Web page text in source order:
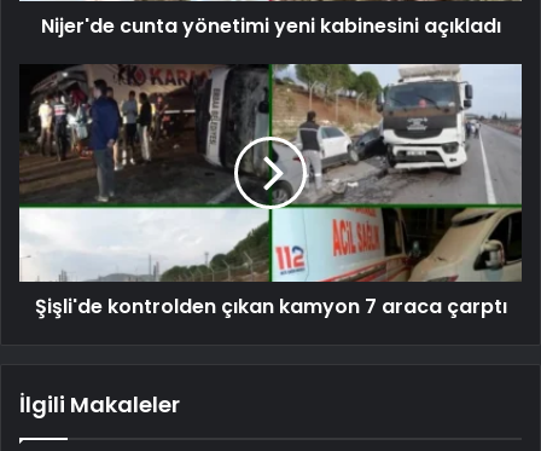
Nijer'de cunta yönetimi yeni kabinesini açıkladı
Şişli'de kontrolden çıkan kamyon 7 araca çarptı
İlgili Makaleler